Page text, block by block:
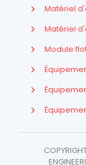
Matériel
Matériel
Module